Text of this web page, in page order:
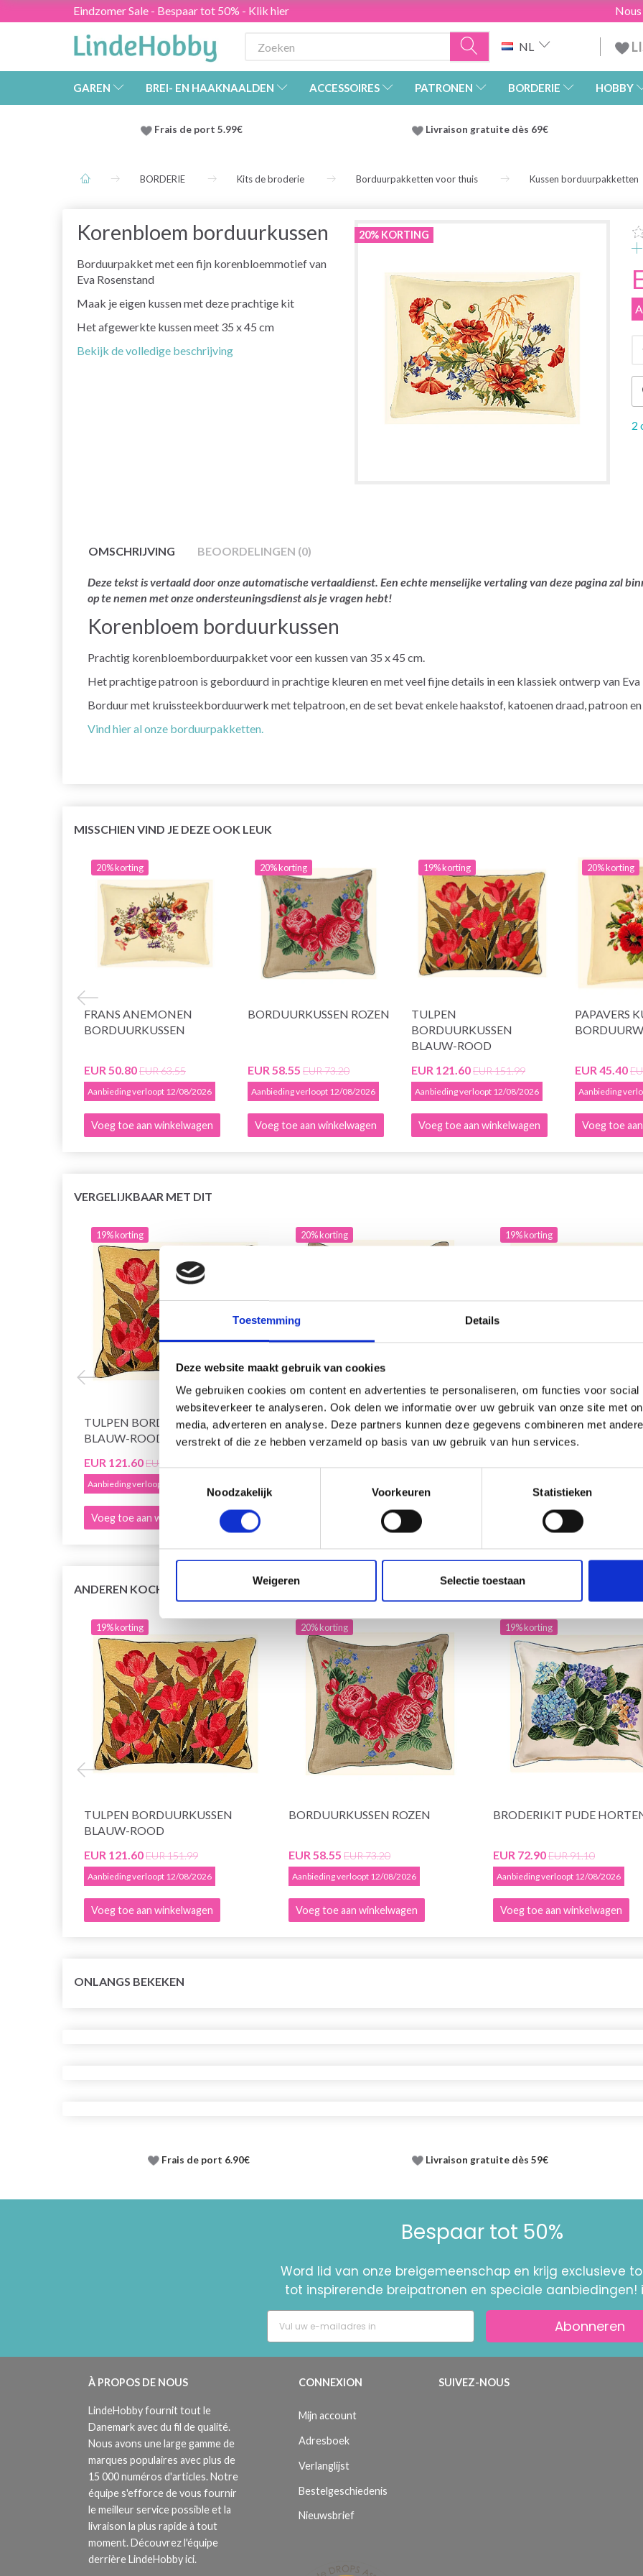
Toestemming Details
Deze website maakt gebruik van cookies
We gebruiken cookies om content en advertenties te personaliseren, om functies voor social
websiteverkeer te analyseren. Ook delen we informatie over uw gebruik van onze site met
media, adverteren en analyse. Deze partners kunnen deze gegevens combineren met
verstrekt of die ze hebben verzameld op basis van uw gebruik van hun services.
Toestemmingsselectie
Noodzakelijk
Voorkeuren Statistieken
Weigeren Selectie toestaan
Eindzomer Sale - Bespaar tot 50% - Klik hier
NL
GAREN BREI- EN HAAKNAALDEN ACCESSOIRES PATRONEN BORDERIE HOBBY
Frais de port 5.99€ Livraison gratuite dès 69€
BORDERIE Kits de broderie Borduurpakketten voor thuis Kussen borduurpakketten
Korenbloem borduurkussen
Borduurpakket met een fijn korenbloemmotief van
Eva Rosenstand
Maak je eigen kussen met deze prachtige kit
Het afgewerkte kussen meet 35 x 45 cm
Bekijk de volledige beschrijving
20% KORTING
2
OMSCHRIJVING BEOORDELINGEN (0)
Deze tekst is vertaald door onze automatische vertaaldienst. Een echte menselijke vertaling van deze pagina zal
op te nemen met onze ondersteuningsdienst als je vragen hebt!
Korenbloem borduurkussen
Prachtig korenbloemborduurpakket voor een kussen van 35 x 45 cm.
Het prachtige patroon is geborduurd in prachtige kleuren en met veel fijne details in een klassiek ontwerp van
Borduur met kruissteekborduurwerk met telpatroon, en de set bevat enkele haakstof, katoenen draad, patroon en
Vind hier al onze borduurpakketten.
MISSCHIEN VIND JE DEZE OOK LEUK
20% korting
FRANS ANEMONEN
BORDUURKUSSEN
EUR 50.80EUR 63.55
Aanbieding verloopt 12/08/2026
Voeg toe aan winkelwagen
20% korting
BORDUURKUSSEN ROZEN
EUR 58.55 EUR 73.20
Aanbieding verloopt 12/08/2026
Voeg toe aan winkelwagen
19% korting
TULPEN
BORDUURKUSSEN
BLAUW-ROOD
EUR 121.60EUR 151.99
Aanbieding verloopt 12/08/2026
Voeg toe aan winkelwagen
20% korting
PAPAVERS
EUR 45.40
Aanbieding
Voeg toe
VERGELIJKBAAR MET DIT
19% korting
TULPEN BORDUURKUSSEN
BLAUW-ROOD
EUR 121.60EUR 151.99
Aanbieding verloopt 12/08/2026
Voeg toe aan winkelwagen
20% korting
BORDUURKUSSEN ROZEN
Voeg toe aan winkelwagen
19% korting
BRODERIKIT PUDE
Voeg toe aan winkelwagen
ANDEREN KOCHTEN OOK
19% korting
TULPEN BORDUURKUSSEN
BLAUW-ROOD
EUR 121.60EUR 151.99
Aanbieding verloopt 12/08/2026
Voeg toe aan winkelwagen
20% korting
BORDUURKUSSEN ROZEN
EUR 58.55 EUR 73.20
Aanbieding verloopt 12/08/2026
Voeg toe aan winkelwagen
19% korting
BRODERIKIT PUDE
EUR 72.90EUR 91.10
Aanbieding verloopt 12/08/2026
Voeg toe aan winkelwagen
ONLANGS BEKEKEN
Frais de port 6.90€ Livraison gratuite dès 59€
Bespaar tot 50%
Word lid van onze breigemeenschap en krijg exclusieve
tot inspirerende breipatronen en speciale aanbiedingen!
Abonneren
À PROPOS DE NOUS
LindeHobby fournit tout le
Danemark avec du fil de qualité.
Nous avons une large gamme de
marques populaires avec plus de
15 000 numéros d'articles. Notre
équipe s'efforce de vous fournir
le meilleur service possible et la
livraison la plus rapide à tout
moment. Découvrez l'équipe
derrière LindeHobby ici.
CONNEXION
Mijn account
Adresboek
Verlanglijst
Bestelgeschiedenis
Nieuwsbrief
SUIVEZ-NOUS